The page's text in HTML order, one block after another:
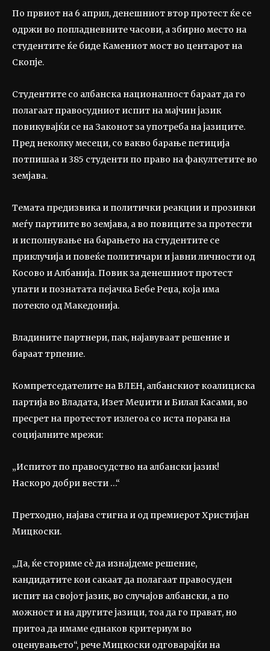
По првиот на 6 април, денешниот втор протест ќе се
одржи во попладневните часови, а збирно место на
студентите ќе биде Камениот мост во центарот на
Скопје.
Студентите со албанска националност бараат да го
полагаат правосудниот испит на мајчин јазик
повикувајќи се на Законот за употреба на јазиците.
Пред неколку месеци, со вакво барање петиција
потпишаа и 385 студенти по право на факултетите во
земјава.
Темата предизвика и политички реакции и прозивки
меѓу партиите во земјава, а во повиците за протести
и исполнување на барањето на студентите се
приклучија и повеќе политичари и јавни личности од
Косово и Албанија. Повик за денешниот протест
упати и познатата пејачка Бебе Реџа, која има
потекло од Македонија.
Владините партнери, пак, најавуваат решение и
бараат трпение.
Компретседателите на ВЛЕН, албанскиот коалициска
партија во Владата, Изет Меџити и Билал Касами, во
пресрет на протестот излегоа со иста порака на
социјалните мрежи:
„Испитот по правосудство на албански јазик!
Наскоро добри вести …“
Претходно, најава стигна и од премиерот Христијан
Мицкоски.
„Да, ќе сториме сè да изнајдеме решение,
кандидатите кои сакаат да полагаат правосуден
испит на својот јазик, во случајов албански, а по
можност и на другите јазици, тоа да го прават, но
притоа да имаме еднаков критериум во
оценувањето“, рече Мицкоски одговарајќи на